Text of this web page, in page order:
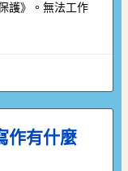
護》。無法工作
作有什麼